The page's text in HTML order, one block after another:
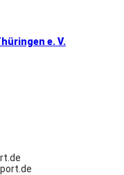
e. V.